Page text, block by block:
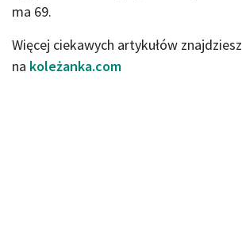
ma 69.
Więcej ciekawych artykułów znajdziesz
na koleżanka.com